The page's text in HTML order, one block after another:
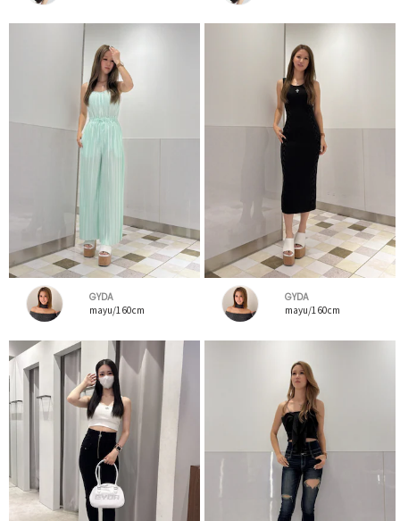
GYDA
mayu/160cm
GYDA
mayu/160cm